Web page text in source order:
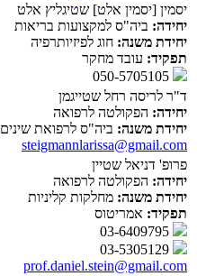
יסמין [יסמין אלט] שטיגליץ אלט
יחידה: ביה"ס למקצועות בריאות
יחידת משנה: חוג לפיזיותרפיה
תפקיד: עובד מחקר
ד"ר לריסה רחל שטייגמן
יחידה: הפקולטה לרפואה
יחידת משנה: ביה"ס לרפואת שינים
steigmannlarissa@gmail.com
פרופ' דניאל שטיין
יחידה: הפקולטה לרפואה
יחידת משנה: מחלקות קליניות
תפקיד: אמריטוס
prof.daniel.stein@gmail.com